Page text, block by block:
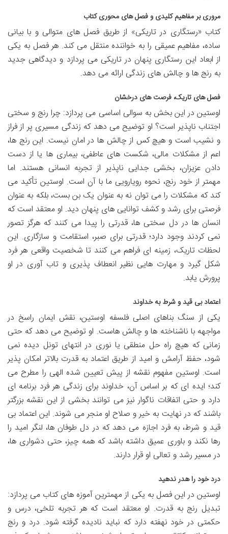
مروری بر مفاهیم کلیدی و فصل های محوری کتاب
کتاب «رستگاری در تاریکی» از طریق فصل های متوالی و با بیانی
ساده، مفاهیم عمیقی را به خواننده منتقل می کند. هر فصل به یکی
از ابعاد این رستگاری پنهان در تاریکی می پردازد و دیدگاهی جدید
به رنج ها و چالش های زندگی ارائه می دهد.
فصل های تاریک، فرصت های درخشان
اوستین در این بخش به سوالی اساسی می پردازد: چرا رنج و سختی
اجتناب ناپذیر است؟ او توضیح می دهد که زندگی مسیری پر از فراز
و نشیب است و هیچ کس از چالش ها در امان نیست. این رنج ها،
اعم از مشکلات مالی، شکست های عاطفی، بیماری ها یا از دست
دادن عزیزان، بخشی جدایی ناپذیر از تجربه انسانی هستند. اما
مهمتر از خود رنج، نحوه رویارویی ما با آن است. اوستین تأکید می
کند که مشکلات را می توان نه به عنوان یک بن بست، بلکه به عنوان
فرصتی برای رشد و کشف توانایی های پنهان دید. او معتقد است که
انسان ها در دل سختی ها، قدرتی را پیدا می کنند که هرگز تصور
نمی کردند وجود دارد؛ قدرتی برای صبر، استقامت و سازگاری. این
لحظات تاریک، زمینه ای فراهم می کنند تا شخصیت واقعی هر فرد
شکل گیرد و مهارت هایی نظیر انعطاف پذیری و تاب آوری در او
پرورش یابد.
اعتماد بی قید و شرط به خداوند
یکی از سنگ بناهای اصلی فلسفه اوستین، نقش ایمان راسخ در
مواجهه با ناشناخته ها و چالش هاست. او توضیح می دهد که حتی
زمانی که هیچ راه حل منطقی یا نوری در انتهای تونل دیده نمی
شود، حفظ آرامش و امید از طریق اعتماد به قدرت بالاتر امکان پذیر
است. اوستین مفهوم نقشه از پیش تعیین شده الهی را مطرح می
کند؛ ایده ای که بر اساس آن، خداوند برای زندگی هر فرد برنامه ای
دارد و حتی اتفاقات ناگوار نیز می توانند بخشی از این نقشه بزرگتر
باشند که در نهایت به خیر و صلاح او منجر می شوند. این اعتماد بی
قید و شرط، به فرد اجازه می دهد که در دل طوفان ها، لنگر امید را
رها نکند و باوری عمیق داشته باشد که همه چیز، حتی دشواری ها،
در مسیر رشد و تعالی او قرار دارند.
درد خود را هدر ندهید
اوستین در این فصل به یکی از مهمترین آموزه های کتاب می پردازد:
تبدیل رنج به قدرت. او معتقد است که هر تجربه تلخی، درس و
حکمتی در خود نهفته دارد که نباید نادیده گرفته شود. درد و رنج